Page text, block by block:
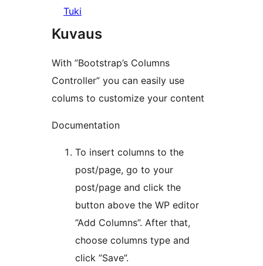
Tuki
Kuvaus
With ”Bootstrap’s Columns
Controller” you can easily use
colums to customize your content
Documentation
To insert columns to the
post/page, go to your
post/page and click the
button above the WP editor
”Add Columns”. After that,
choose columns type and
click ”Save”.